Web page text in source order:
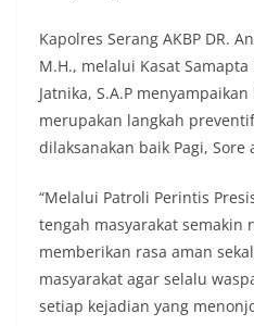
Kapolres Serang AKBP DR.
M.H., melalui Kasat Samapta
Jatnika, S.A.P
merupakan langkah
dilaksanakan baik Pagi,
“Melalui Patroli Perintis
tengah masyarakat semakin
memberikan rasa aman
masyarakat agar selalu
setiap kejadian yang